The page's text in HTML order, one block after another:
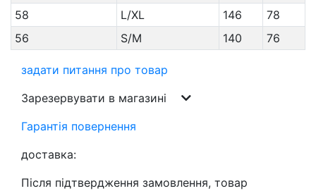
58 L/XL 146
78
56
S/M 140 76
задати питання про товар
Зарезервувати в магазині
Гарантія повернення
доставка:
Після підтвердження замовлення, товар